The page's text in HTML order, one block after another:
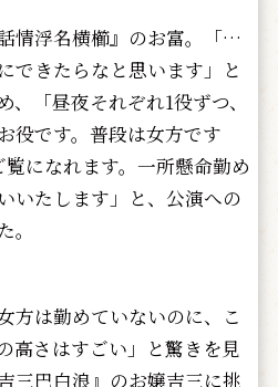
情浮名横櫛』のお富。「…
できたらなと思います」と
、「昼夜それぞれ1役ずつ、
役です。普段は女方です
になれます。一所懸命勤め
いたします」と、公演への
方は勤めていないのに、こ
高さはすごい」と驚きを見
三巴白浪』のお嬢吉三に挑